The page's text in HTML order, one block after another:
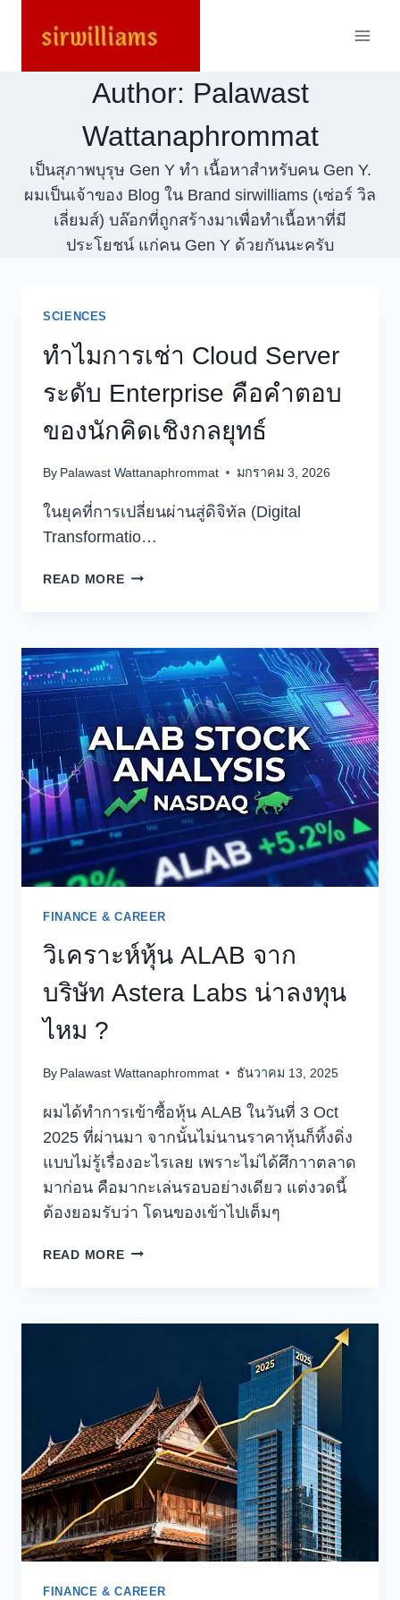
Author: Palawast
Wattanaphrommat
เป็นสุภาพบุรุษ Gen Y ทำ เนื้อหาสำหรับคน Gen Y.
ผมเป็นเจ้าของ Blog ใน Brand sirwilliams (เซ่อร์ วิล
เลี่ยมส์) บล๊อกที่ถูกสร้างมาเพื่อทำเนื้อหาที่มี
ประโยชน์ แก่คน Gen Y ด้วยกันนะครับ
SCIENCES
ทำไมการเช่า Cloud Server
ระดับ Enterprise คือคำตอบ
ของนักคิดเชิงกลยุทธ์
By Palawast Wattanaphrommat มกราคม 3, 2026
ในยุคที่การเปลี่ยนผ่านสู่ดิจิทัล (Digital
Transformatio…
READ MOREทำไม
SERVER
ระดับ
ENTERPRISE
คำ
ตอบ
ของ
นัก
คิด
เชิงกล
ยุทธ์
FINANCE & CAREER
วิเคราะห์หุ้น ALAB จาก
บริษัท Astera Labs น่าลงทุน
ไหม ?
By Palawast Wattanaphrommat ธันวาคม 13, 2025
ผมได้ทำการเข้าซื้อหุ้น ALAB ในวันที่ 3 Oct
2025 ที่ผ่านมา จากนั้นไม่นานราคาหุ้นก็ทิ้งดิ่ง
แบบไม่รู้เรื่องอะไรเลย เพราะไม่ได้ศึกาาตลาด
มาก่อน คือมากะเล่นรอบอย่างเดียว แต่งวดนี้
ต้องยอมรับว่า โดนของเข้าไปเต็มๆ
READ MOREวิเคราะห์
ลงทุน
ไหม
?
FINANCE & CAREER